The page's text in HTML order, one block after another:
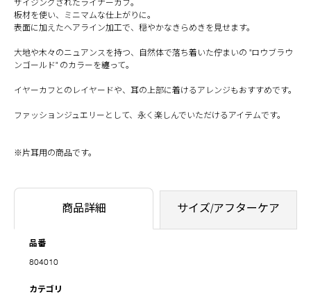
サイジングされたライナーカフ。
板材を使い、ミニマムな仕上がりに。
表面に加えたヘアライン加工で、穏やかなきらめきを見せます。
大地や木々のニュアンスを持つ、自然体で落ち着いた佇まいの "ロウブラウ
ンゴールド" のカラーを纏って。
イヤーカフとのレイヤードや、耳の上部に着けるアレンジもおすすめです。
ファッションジュエリーとして、永く楽しんでいただけるアイテムです。
※片耳用の商品です。
商品詳細 サイズ/アフターケア
品番
804010
カテゴリ